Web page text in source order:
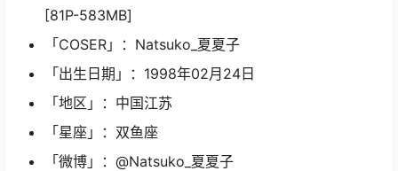
[81P-583MB]
「COSER」：Natsuko_夏夏子
「出生日期」：1998年02月24日
「地区」：中国江苏
「星座」：双鱼座
「微博」：@Natsuko_夏夏子